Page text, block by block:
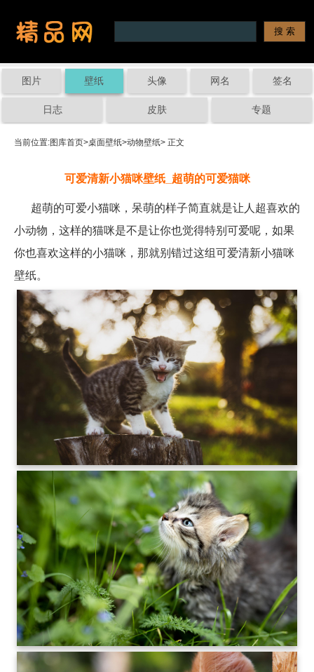
图片 壁纸 头像 网名 签名
日志 皮肤 专题
当前位置:图库首页>桌面壁纸>动物壁纸> 正文
可爱清新小猫咪壁纸_超萌的可爱猫咪
超萌的可爱小猫咪，呆萌的样子简直就是让人超喜欢的
小动物，这样的猫咪是不是让你也觉得特别可爱呢，如果
你也喜欢这样的小猫咪，那就别错过这组可爱清新小猫咪
壁纸。